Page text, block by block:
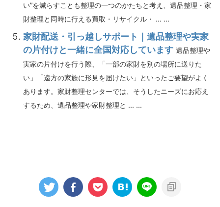
い”を減らすことも整理の一つのかたちと考え、遺品整理・家
財整理と同時に行える買取・リサイクル・ ... ...
家財配送・引っ越しサポート｜遺品整理や実家
の片付けと一緒に全国対応しています 遺品整理や
実家の片付けを行う際、「一部の家財を別の場所に送りた
い」「遠方の家族に形見を届けたい」といったご要望がよく
あります。家財整理センターでは、そうしたニーズにお応え
するため、遺品整理や家財整理と ... ...